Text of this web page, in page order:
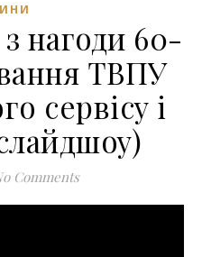
нагоди 60-
ТВПУ
сервісу і
Comments